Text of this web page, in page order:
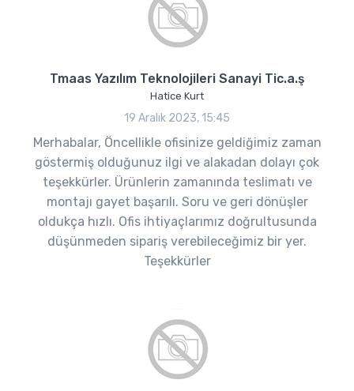
Tmaas Yazılım Teknolojileri Sanayi Tic.a.ş
Hatice Kurt
19 Aralık 2023, 15:45
Merhabalar, Öncellikle ofisinize geldiğimiz zaman
göstermiş olduğunuz ilgi ve alakadan dolayı çok
teşekkürler. Ürünlerin zamanında teslimatı ve
montajı gayet başarılı. Soru ve geri dönüşler
oldukça hızlı. Ofis ihtiyaçlarımız doğrultusunda
düşünmeden sipariş verebileceğimiz bir yer.
Teşekkürler